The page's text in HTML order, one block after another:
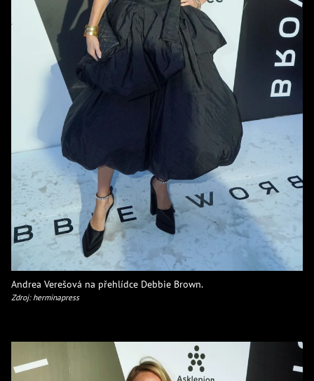
Andrea Verešová na přehlídce Debbie Brown.
Zdroj: herminapress